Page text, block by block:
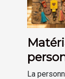
selon
La